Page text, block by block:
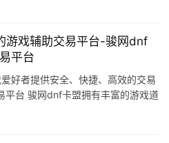
游戏辅助交易平台-骏网dnf
平台
好者提供安全、快捷、高效的交易
平台 骏网dnf卡盟拥有丰富的游戏道